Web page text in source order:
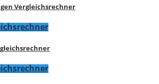
Vergleichsrechner